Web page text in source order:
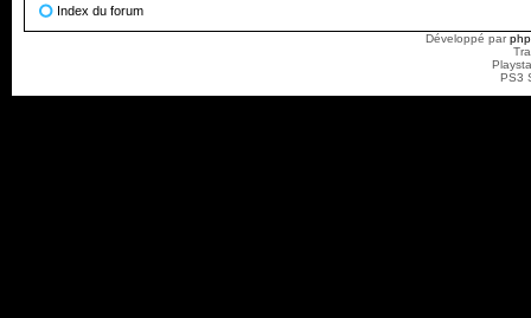
Index du forum
Développé par
PS3